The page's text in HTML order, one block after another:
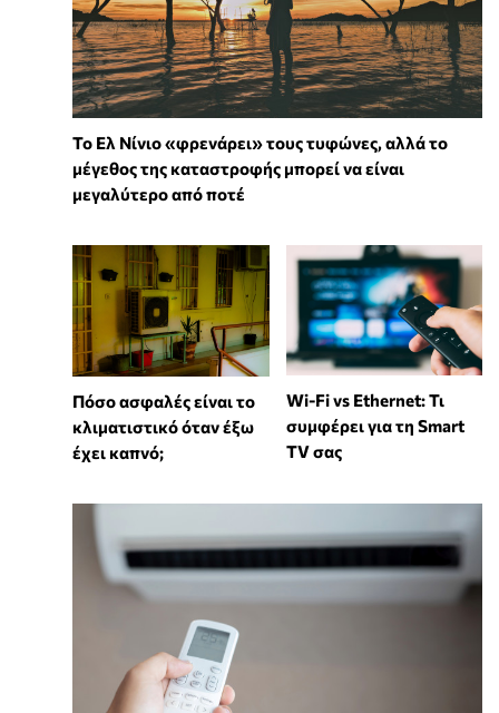
Το Ελ Νίνιο «φρενάρει» τους τυφώνες, αλλά το
μέγεθος της καταστροφής μπορεί να είναι
μεγαλύτερο από ποτέ
Πόσο ασφαλές είναι το
κλιματιστικό όταν έξω
έχει καπνό;
Wi-Fi vs Ethernet: Τι
συμφέρει για τη Smart
TV σας